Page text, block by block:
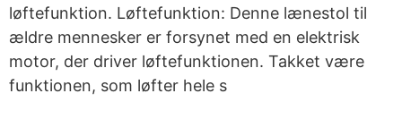
løftefunktion. Løftefunktion: Denne lænestol til
ældre mennesker er forsynet med en elektrisk
motor, der driver løftefunktionen. Takket være
funktionen, som løfter hele s